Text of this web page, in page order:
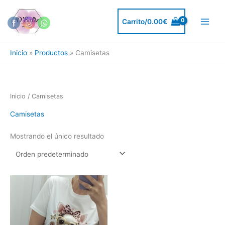
contenido
Carrito/0.00€
Inicio Productos Camisetas
Inicio / Camisetas
Camisetas
Mostrando el único resultado
Este
producto
tiene
múltiples